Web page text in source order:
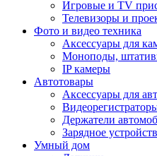
Игровые и TV
Телевизоры и
Фото и видео техника
Аксессуары для
Моноподы,
IP камеры
Автотовары
Аксессуары для
Держатели
Зарядное
Умный дом